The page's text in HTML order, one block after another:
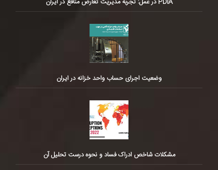
وضعیت اجرای حساب واحد خزانه در ایران
مشکلات شاخص ادراک فساد و نحوه درست تحلیل آن